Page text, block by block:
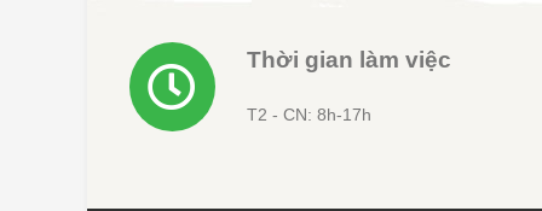
Thời gian làm việc
T2 - CN: 8h-17h